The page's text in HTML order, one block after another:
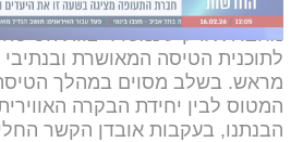
מחברת ארקיע נמסר: "צוות
לתוכנית הטיסה המאושרת
מראש. בשלב מסוים במהלך
המטוס לבין יחידת הבקרה
הבנתנו, בעקבות אובדן הקשר